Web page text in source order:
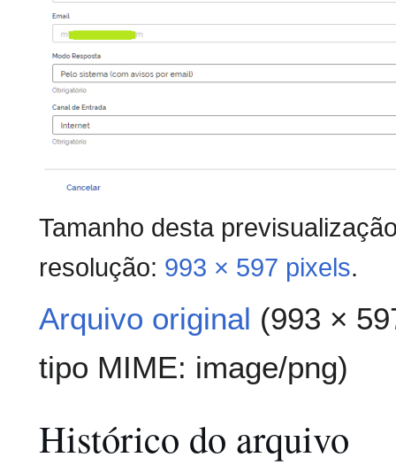
Tamanho desta
resolução: 993 × 597 pixels.
Arquivo original (993 ×
tipo MIME: image/png)
Histórico do arquivo